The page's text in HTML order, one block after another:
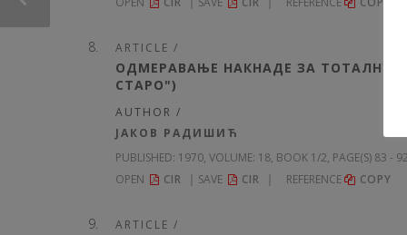
ARTICLE /
ОДМЕРАВАЊЕ НАКНАДЕ ЗА TOTAЛНУ
СТАРО")
AUTHOR /
ЈАКОВ РАДИШИЋ
PUBLISHED: 1970, VOLUME: 18, BOOK 1/2, PAGE(S) 83 -
OPEN
CIR SAVE CIR REFERENCE COPY
ARTICLE /